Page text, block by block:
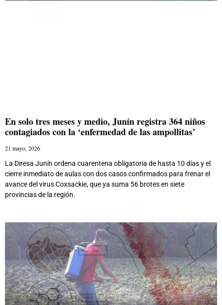
En solo tres meses y medio, Junín registra 364 niños
contagiados con la ‘enfermedad de las ampollitas’
21 mayo, 2026
La Diresa Junín ordena cuarentena obligatoria de hasta 10 días y el
cierre inmediato de aulas con dos casos confirmados para frenar el
avance del virus Coxsackie, que ya suma 56 brotes en siete
provincias de la región.